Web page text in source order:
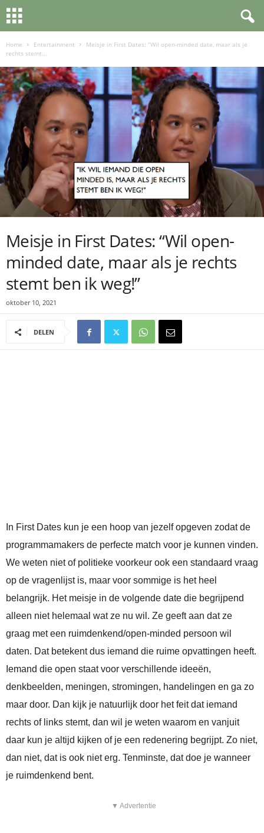
Home Entertainment
Meisje in First Dates: “Wil open-minded date, maar als je
rechts stemt...
Meisje in First Dates: “Wil open-
minded date, maar als je rechts
stemt ben ik weg!”
oktober 10, 2021
DELEN
In First Dates kun je een hoop van jezelf opgeven zodat de
programmamakers de perfecte match voor je kunnen vinden.
We weten niet of politieke voorkeur ook een standaard vraag
op de vragenlijst is, maar voor sommige is het heel
belangrijk. Het meisje in de volgende date die begrijpend
alleen niet helemaal wat ze nu wil. Ze geeft aan dat ze
graag met een ruimdenkend/open-minded persoon wil
daten. Dat betekent dus iemand die ruime opvattingen heeft.
Iemand die open staat voor verschillende ideeën,
denkbeelden, meningen, stromingen, handelingen en ga zo
maar door. Dan kijk je natuurlijk door het feit dat iemand
rechts of links stemt, dan wil je weten waarom en vanjuit
daar kun je altijd kijken of je een redenering begrijpt. Zo niet,
dan niet, dat is ook niet erg. Tenminste, dat doe je wanneer
je ruimdenkend bent.
▼ Advertentie